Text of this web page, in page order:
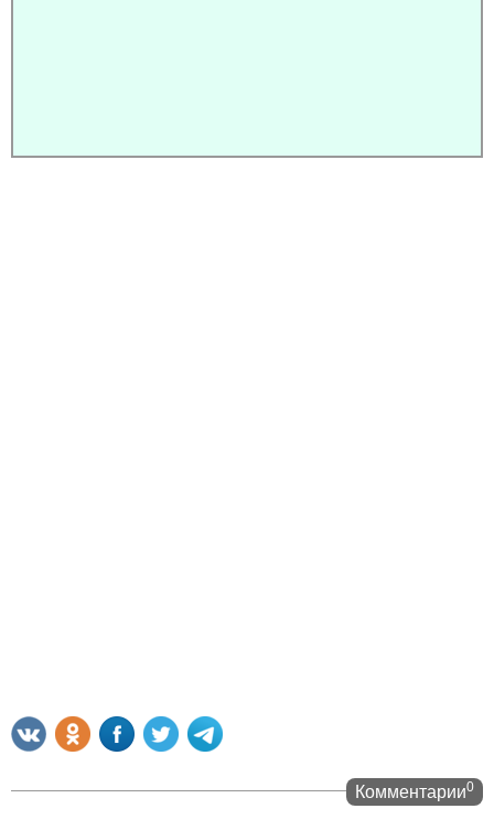
Комментарии0